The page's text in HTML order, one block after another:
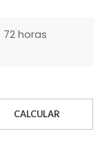
72 horas
CALCULAR